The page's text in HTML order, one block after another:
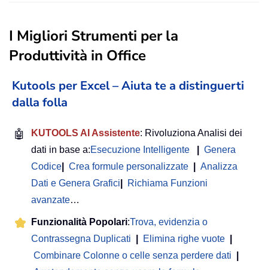
I Migliori Strumenti per la
Produttività in Office
Kutools per Excel – Aiuta te a distinguerti
dalla folla
🤖 KUTOOLS AI Assistente: Rivoluziona Analisi dei
dati in base a:Esecuzione Intelligente
Genera
Codice
Crea formule personalizzate
Analizza
Dati e Genera Grafici
Richiama Funzioni
avanzate…
Funzionalità Popolari:Trova, evidenzia o
Contrassegna Duplicati
Elimina righe vuote
Combinare Colonne o celle senza perdere dati